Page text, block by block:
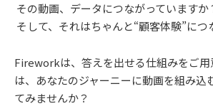
その動画、データにつながっていますか
そして、それはちゃんと“顧客体験”につ
Fireworkは、答えを出せる仕組みをご用
は、あなたのジャーニーに動画を組み込
てみませんか？